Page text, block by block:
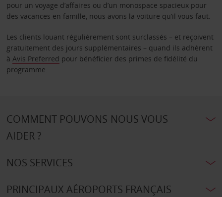
pour un voyage d’affaires ou d’un monospace spacieux pour
des vacances en famille, nous avons la voiture qu’il vous faut.
Les clients louant régulièrement sont surclassés – et reçoivent
gratuitement des jours supplémentaires – quand ils adhèrent
à Avis Preferred pour bénéficier des primes de fidélité du
programme.
COMMENT POUVONS-NOUS VOUS
AIDER ?
NOS SERVICES
PRINCIPAUX AÉROPORTS FRANÇAIS